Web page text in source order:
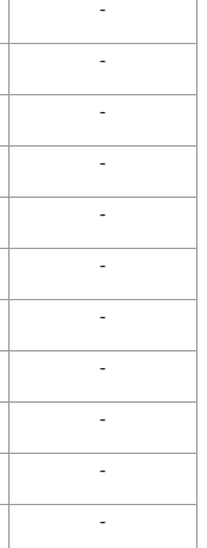
-
-
-
-
-
-
-
-
-
-
-